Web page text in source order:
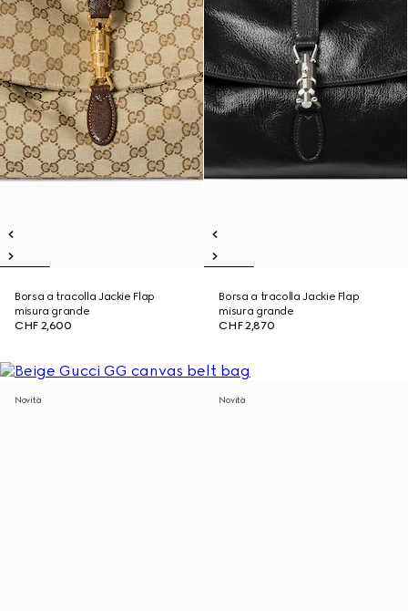
Borsa a tracolla Jackie Flap
misura grande
CHF 2,600
Borsa a tracolla Jackie Flap
misura grande
CHF 2,870
Novità Novità